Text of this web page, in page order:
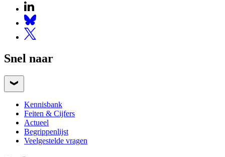
Snel naar
Kennisbank
Feiten & Cijfers
Actueel
Begrippenlijst
Veelgestelde vragen